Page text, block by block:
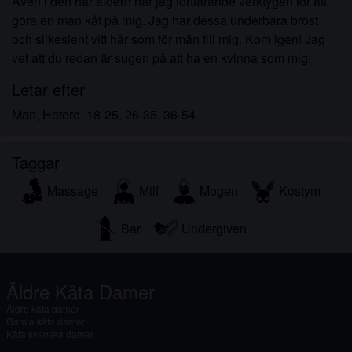
göra en man kåt på mig. Jag har dessa underbara bröst
och silkeslent vitt hår som för män till mig. Kom igen! Jag
vet att du redan är sugen på att ha en kvinna som mig.
Letar efter
Man, Hetero, 18-25, 26-35, 36-54
Taggar
Massage Milf Mogen Kostym
Bar Undergiven